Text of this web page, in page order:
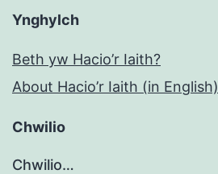
Ynghylch
Beth yw Hacio’r Iaith?
About Hacio’r Iaith (in English)
Chwilio
Chwilio…